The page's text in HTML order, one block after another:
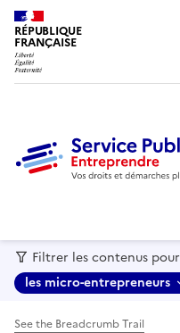
RÉPUBLIQUE
FRANÇAISE
Filtrer les contenus pour
les micro-entrepreneurs
See the Breadcrumb Trail